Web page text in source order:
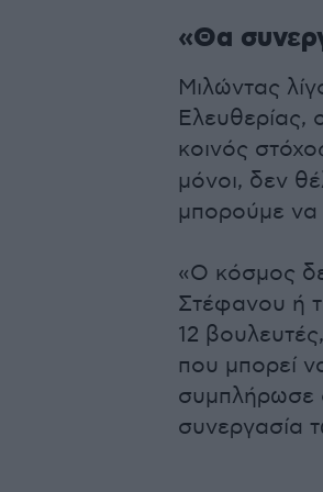
«Θα
Μιλώντας
Ελευθερίας,
κοινός
μόνοι, δεν
μπορούμε να
«Ο κόσμος
Στέφανου ή
12
που μπορεί
συμπλήρωσε
συνεργασία